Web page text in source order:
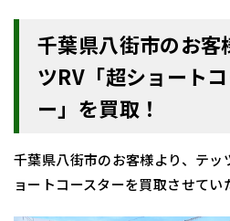
千葉県八街市のお客
ツRV「超ショート
ー」を買取！
千葉県八街市のお客様より、テッ
ョートコースターを買取させてい